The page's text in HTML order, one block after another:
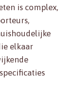
is complex,
elkaar